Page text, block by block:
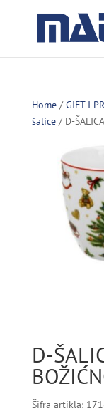
Home/GIFT I
šalice/ D-
D-
Šifra artikla: